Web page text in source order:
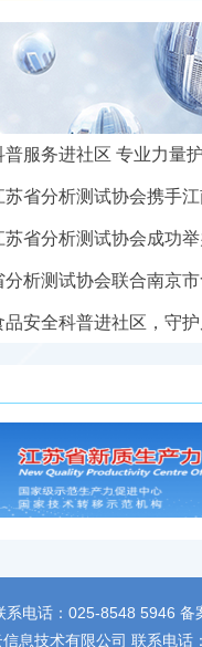
【详情】
硕士 2009
医
务进社区 专业力量护民生 ——江苏省分析测试协会联动会员单位开展系列便民科普活动
分析测试协会携手江南大学分析测试中心开展“JNU大仪科普
省分析测试协会成功举办“品中秋 话科普“主题科
测试协会联合南京市食品药品监督检验院开展药品安全进社
安全科普进社区，守护居民 “舌尖上的
电话：025-8548 5946 备
息技术有限公司 联系电话